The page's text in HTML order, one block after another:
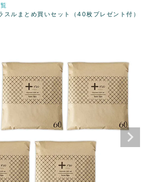
スルまとめ買いセット（40枚プレゼント付）